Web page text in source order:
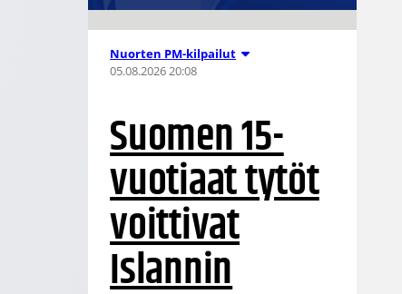
Nuorten PM-kilpailut
05.08.2026 20:08
Suomen 15-
vuotiaat tytöt
voittivat
Islannin